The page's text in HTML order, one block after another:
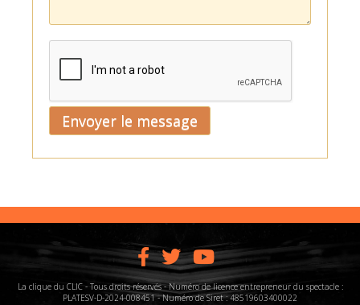
La clique du CLIC - Tous droits réservés - Numéro de licence entrepreneur du spectacle :
PLATESV-D-2024-008451 - Numéro de Siret : 48519603400022